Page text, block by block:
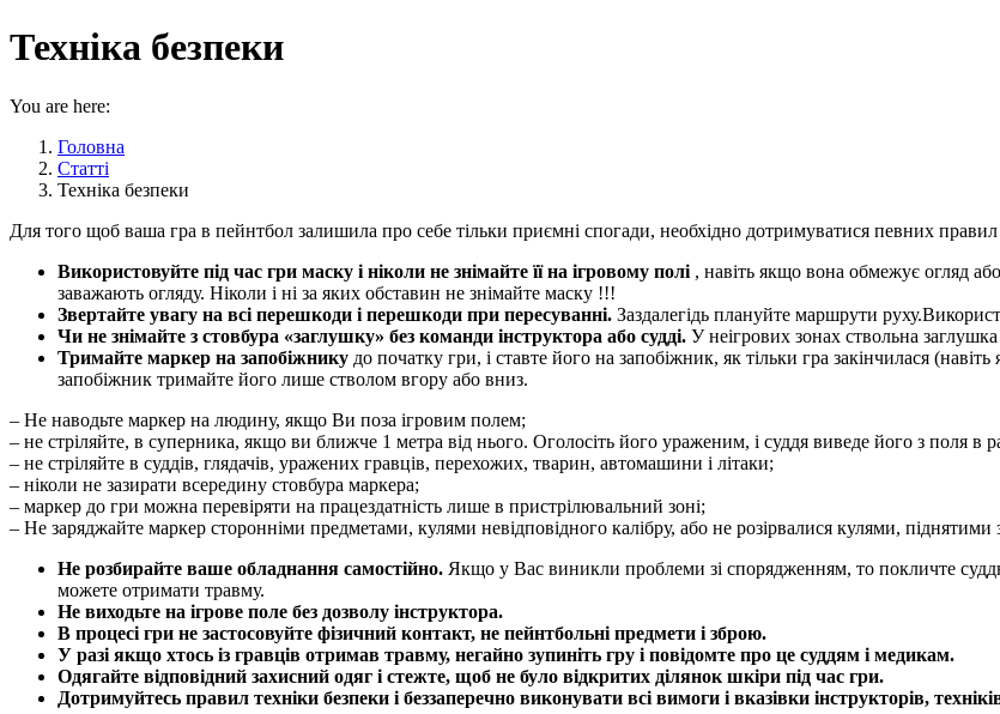
Техніка безпеки
You are here:
Головна
Статті
Техніка безпеки
Для того щоб ваша гра в пейнтбол залишила про себе тільки приємні спогади, необхідно дотримуватися певних правил
Використовуйте під час гри маску і ніколи не знімайте її на ігровому полі , навіть якщо вона обмежує огляд
заважають огляду. Ніколи і ні за яких обставин не знімайте маску !!!
Звертайте увагу на всі перешкоди і перешкоди при пересуванні. Заздалегідь плануйте маршрути
Чи не знімайте з стовбура «заглушку» без команди інструктора або судді. У неігрових зонах ствольна
Тримайте маркер на запобіжнику до початку гри, і ставте його на запобіжник, як тільки гра закінчилася
запобіжник тримайте його лише стволом вгору або вниз.
– Не наводьте маркер на людину, якщо Ви поза ігровим полем;
– не стріляйте, в суперника, якщо ви ближче 1 метра від нього. Оголосіть його ураженим, і суддя виведе його з поля в
– не стріляйте в суддів, глядачів, уражених гравців, перехожих, тварин, автомашини і літаки;
– ніколи не зазирати всередину стовбура маркера;
– маркер до гри можна перевіряти на працездатність лише в пристрілювальний зоні;
– Не заряджайте маркер сторонніми предметами, кулями невідповідного калібру, або не розірвалися кулями, піднятими
Не розбирайте ваше обладнання самостійно. Якщо у Вас виникли проблеми зі спорядженням, то покличте
можете отримати травму.
Не виходьте на ігрове поле без дозволу інструктора.
В процесі гри не застосовуйте фізичний контакт, не пейнтбольні предмети і зброю.
У разі якщо хтось із гравців отримав травму, негайно зупиніть гру і повідомте про це суддям і медикам.
Одягайте відповідний захисний одяг і стежте, щоб не було відкритих ділянок шкіри під час гри.
Дотримуйтесь правил техніки безпеки і беззаперечно виконувати всі вимоги і вказівки інструкторів,